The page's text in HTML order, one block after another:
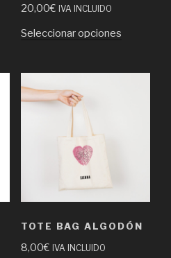
20,00€ IVA INCLUIDO
Seleccionar opciones
TOTE BAG ALGODÓN
8,00€ IVA INCLUIDO